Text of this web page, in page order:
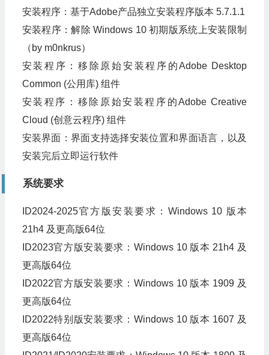
安装程序：基于Adob​​e产品独立安装程序版本 5.7.1.1
安装程序：解除 Windows 10 初期版系统上安装限制
（by m0nkrus）
安装程序：移除原始安装程序的Adobe Desktop
Common (公用库) 组件
安装程序：移除原始安装程序的Adobe Creative
Cloud (创意云程序) 组件
安装界面：界面支持选择安装位置和界面语言，以及
安装完后立即运行软件
系统要求
ID2024-2025官方版安装要求：Windows 10 版本
21h4 及更高版64位
ID2023官方版安装要求：Windows 10 版本 21h4 及
更高版64位
ID2022官方版安装要求：Windows 10 版本 1909 及
更高版64位
ID2022特别版安装要求：Windows 10 版本 1607 及
更高版64位